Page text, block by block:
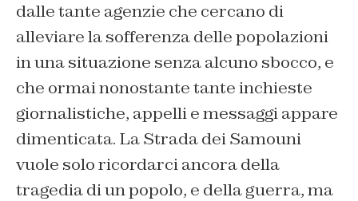
dalle tante agenzie che cercano di
alleviare la sofferenza delle popolazioni
in una situazione senza alcuno sbocco, e
che ormai nonostante tante inchieste
giornalistiche, appelli e messaggi appare
dimenticata. La Strada dei Samouni
vuole solo ricordarci ancora della
tragedia di un popolo, e della guerra, ma